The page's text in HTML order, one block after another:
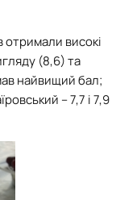
отримали високі
(8,6) та
найвищий бал;
– 7,7 і 7,9